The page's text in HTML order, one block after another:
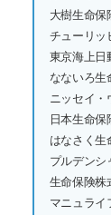
大樹生命保
チューリッ
東京海上日
なないろ生
ニッセイ
日本生命保
はなさく生
プルデンシ
生命保険株
マニュライ